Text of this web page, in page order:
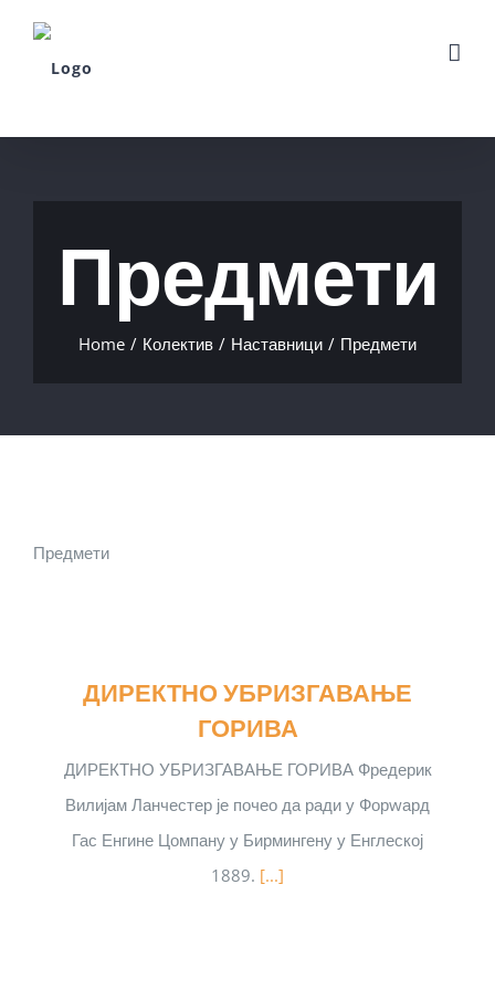
Предмети
Home / Колектив / Наставници / Предмети
Предмети
ДИРЕКТНО УБРИЗГАВАЊЕ
ГОРИВА
ДИРЕКТНО УБРИЗГАВАЊЕ ГОРИВА Фредерик
Вилијам Ланчестер је почео да ради у Форwард
Гас Енгине Цомпанy у Бирмингену у Енглеској
1889. [...]